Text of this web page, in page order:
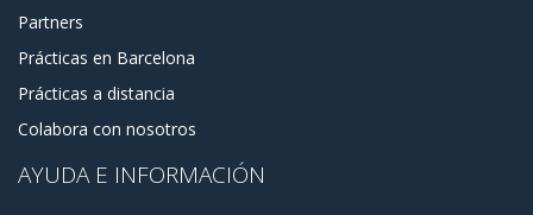
Partners
Prácticas en Barcelona
Prácticas a distancia
Colabora con nosotros
AYUDA E INFORMACIÓN